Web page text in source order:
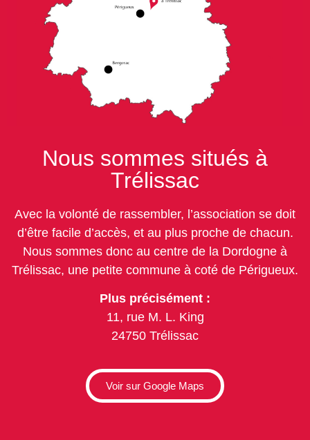
Nous sommes situés à
Trélissac
Avec la volonté de rassembler, l’association se doit
d’être facile d’accès, et au plus proche de chacun.
Nous sommes donc au centre de la Dordogne à
Trélissac, une petite commune à coté de Périgueux.
Plus précisément :
11, rue M. L. King
24750 Trélissac
Voir sur Google Maps